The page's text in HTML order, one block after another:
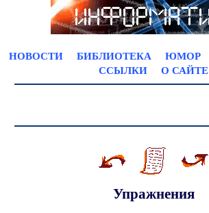
НОВОСТИ БИБЛИОТЕКА ЮМОР
ССЫЛКИ
О САЙТЕ
Упражнения